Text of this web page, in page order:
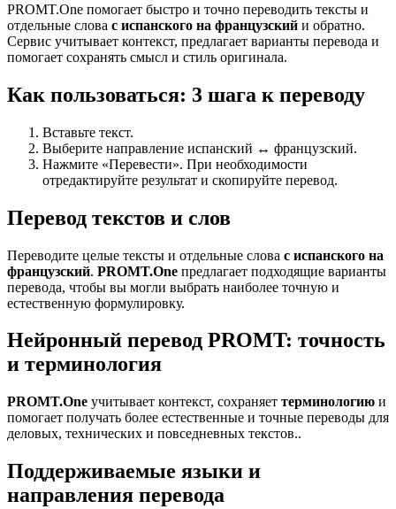
PROMT.One помогает быстро и точно переводить тексты и
отдельные слова с испанского на французский и обратно.
Сервис учитывает контекст, предлагает варианты перевода и
помогает сохранять смысл и стиль оригинала.
Как пользоваться: 3 шага к переводу
Вставьте текст.
Выберите направление испанский ↔ французский.
Нажмите «Перевести». При необходимости
отредактируйте результат и скопируйте перевод.
Перевод текстов и слов
Переводите целые тексты и отдельные слова с испанского на
французский. PROMT.One предлагает подходящие варианты
перевода, чтобы вы могли выбрать наиболее точную и
естественную формулировку.
Нейронный перевод PROMT: точность
и терминология
PROMT.One учитывает контекст, сохраняет терминологию и
помогает получать более естественные и точные переводы для
деловых, технических и повседневных текстов..
Поддерживаемые языки и
направления перевода